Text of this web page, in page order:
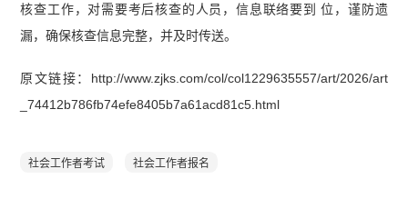
核查工作，对需要考后核查的人员，信息联络要到 位，谨防遗
漏，确保核查信息完整，并及时传送。
原文链接：http://www.zjks.com/col/col1229635557/art/2026/art
_74412b786fb74efe8405b7a61acd81c5.html
社会工作者考试 社会工作者报名